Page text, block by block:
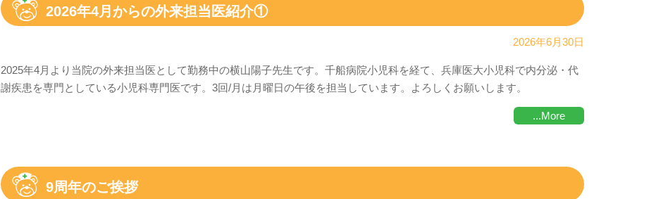
2026年4月からの外来担当医紹介①
2026年6月30日
2025年4月より当院の外来担当医として勤務中の横山陽子先生です。千船病院小児科を経て、兵庫医大小児科で内分泌・代
謝疾患を専門としている小児科専門医です。3回/月は月曜日の午後を担当しています。よろしくお願いします。
...More
9周年のご挨拶